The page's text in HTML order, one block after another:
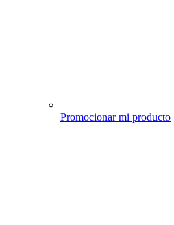
Promocionar mi producto